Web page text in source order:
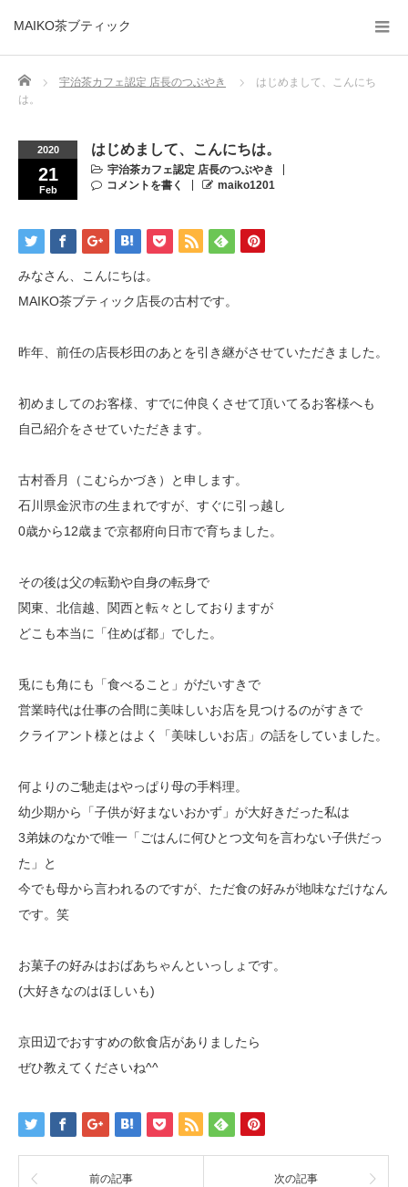
MAIKO茶ブティック
Home 宇治茶カフェ認定 店長のつぶやき
はじめまして、こんにち
は。
2020
21
Feb
はじめまして、こんにちは。
宇治茶カフェ認定 店長のつぶやき
コメントを書く
maiko1201
みなさん、こんにちは。
MAIKO茶ブティック店長の古村です。
昨年、前任の店長杉田のあとを引き継がさせていただきました。
初めましてのお客様、すでに仲良くさせて頂いてるお客様へも
自己紹介をさせていただきます。
古村香月（こむらかづき）と申します。
石川県金沢市の生まれですが、すぐに引っ越し
0歳から12歳まで京都府向日市で育ちました。
その後は父の転勤や自身の転身で
関東、北信越、関西と転々としておりますが
どこも本当に「住めば都」でした。
兎にも角にも「食べること」がだいすきで
営業時代は仕事の合間に美味しいお店を見つけるのがすきで
クライアント様とはよく「美味しいお店」の話をしていました。
何よりのご馳走はやっぱり母の手料理。
幼少期から「子供が好まないおかず」が大好きだった私は
3弟妹のなかで唯一「ごはんに何ひとつ文句を言わない子供だっ
た」と
今でも母から言われるのですが、ただ食の好みが地味なだけなん
です。笑
お菓子の好みはおばあちゃんといっしょです。
(大好きなのはほしいも)
京田辺でおすすめの飲食店がありましたら
ぜひ教えてくださいね^^
前の記事 次の記事